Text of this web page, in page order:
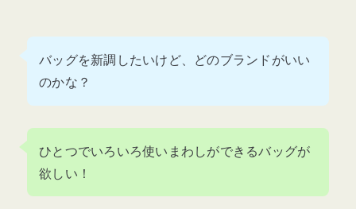
バッグを新調したいけど、どのブランドがいい
のかな？
ひとつでいろいろ使いまわしができるバッグが
欲しい！